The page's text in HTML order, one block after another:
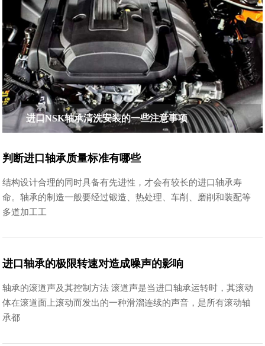
进口NSK轴承清洗安装的一些注意事项
判断进口轴承质量标准有哪些
结构设计合理的同时具备有先进性，才会有较长的进口轴承寿
命。轴承的制造一般要经过锻造、热处理、车削、磨削和装配等
多道加工工
进口轴承的极限转速对造成噪声的影响
轴承的滚道声及其控制方法 滚道声是当进口轴承运转时，其滚动
体在滚道面上滚动而发出的一种滑溜连续的声音，是所有滚动轴
承都